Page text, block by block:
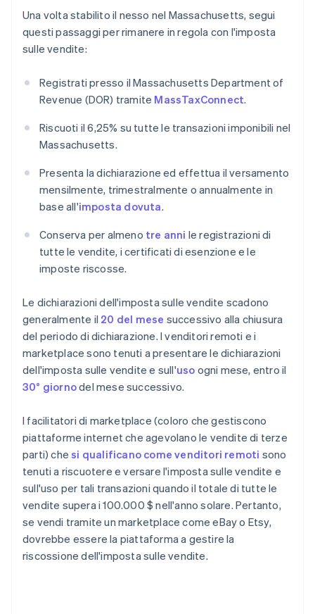
Una volta stabilito il nesso nel Massachusetts, segui
questi passaggi per rimanere in regola con l'imposta
sulle vendite:
Registrati presso il Massachusetts Department of
Revenue (DOR) tramite MassTaxConnect.
Riscuoti il 6,25% su tutte le transazioni imponibili nel
Massachusetts.
Presenta la dichiarazione ed effettua il versamento
mensilmente, trimestralmente o annualmente in
base all'imposta dovuta.
Conserva per almeno tre anni le registrazioni di
tutte le vendite, i certificati di esenzione e le
imposte riscosse.
Le dichiarazioni dell'imposta sulle vendite scadono
generalmente il 20 del mese successivo alla chiusura
del periodo di dichiarazione. I venditori remoti e i
marketplace sono tenuti a presentare le dichiarazioni
dell'imposta sulle vendite e sull'uso ogni mese, entro il
30° giornodel mese successivo.
I facilitatori di marketplace (coloro che gestiscono
piattaforme internet che agevolano le vendite di terze
parti) chesi qualificano come venditori remoti sono
tenuti a riscuotere e versare l'imposta sulle vendite e
sull'uso per tali transazioni quando il totale di tutte le
vendite supera i 100.000 $ nell'anno solare. Pertanto,
se vendi tramite un marketplace come eBay o Etsy,
dovrebbe essere la piattaforma a gestire la
riscossione dell'imposta sulle vendite.